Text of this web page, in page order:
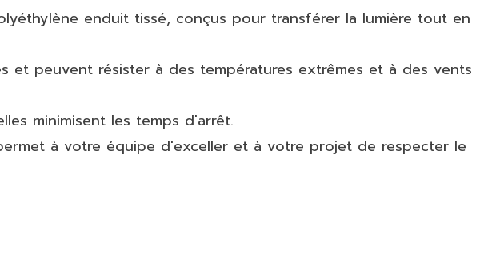
enduit tissé, conçus pour transférer la lumière tout en
et peuvent résister à des températures extrêmes et à des vents
minimisent les temps d'arrêt.
à votre équipe d'exceller et à votre projet de respecter le